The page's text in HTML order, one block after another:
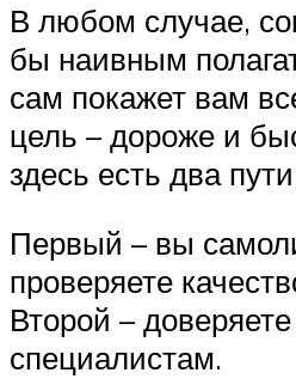
В любом случае,
бы наивным
сам покажет вам
цель – дороже и
здесь есть два
Первый – вы
проверяете
Второй –
специалистам.